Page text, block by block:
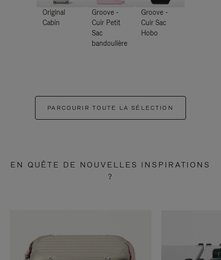
Original
Cabin
Groove -
Cuir Petit
Sac
bandoulière
Groove -
Cuir Sac
Hobo
PARCOURIR TOUTE LA SÉLECTION
EN QUÊTE DE NOUVELLES INSPIRATIONS
?